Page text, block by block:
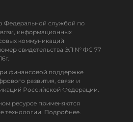
Федеральной службой по
информационных
коммуникаций
свидетельства ЭЛ № ФС 77
финансовой поддержке
развития, связи и
Российской Федерации.
ресурсе применяются
технологии. Подробнее.